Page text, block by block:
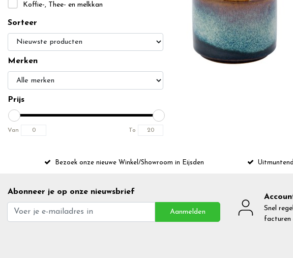
Koffie-, Thee- en melkkan
Sorteer
Merken
Prijs
Van To
Bezoek onze nieuwe Winkel/Showroom in Eijsden
Abonneer je op onze nieuwsbrief
Aanmelden
Snel
facturen